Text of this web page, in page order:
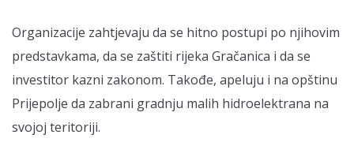
Organizacije zahtjevaju da se hitno postupi po njihovim
predstavkama, da se zaštiti rijeka Gračanica i da se
investitor kazni zakonom. Takođe, apeluju i na opštinu
Prijepolje da zabrani gradnju malih hidroelektrana na
svojoj teritoriji.